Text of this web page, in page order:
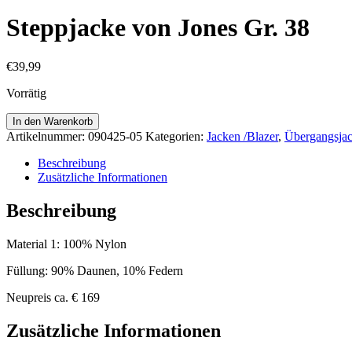
Steppjacke von Jones Gr. 38
€39,99
Vorrätig
Steppjacke
von
In den Warenkorb
Artikelnummer: 090425-05 Kategorien: Jacken /Blazer,
Beschreibung
Zusätzliche Informationen
Beschreibung
Material 1: 100% Nylon
Füllung: 90% Daunen, 10% Federn
Neupreis ca. € 169
Zusätzliche Informationen